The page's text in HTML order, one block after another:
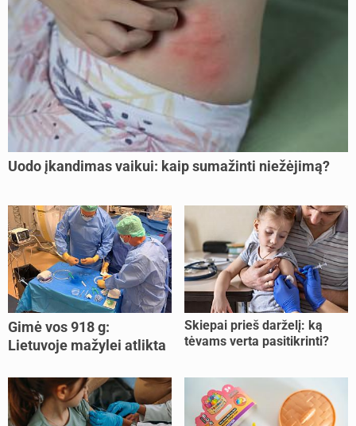
Uodo įkandimas vaikui: kaip sumažinti niežėjimą?
Gimė vos 918 g:
Lietuvoje mažylei atlikta
Skiepai prieš darželį: ką
tėvams verta pasitikrinti?